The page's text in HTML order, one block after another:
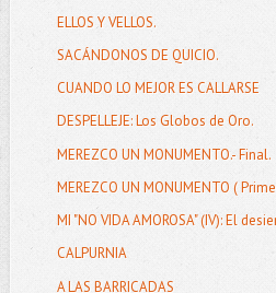
ELLOS Y VELLOS.
SACÁNDONOS DE QUICIO.
CUANDO LO MEJOR ES CALLARSE
DESPELLEJE: Los Globos de Oro.
MEREZCO UN MONUMENTO.- Final.
MEREZCO UN MONUMENTO (
MI "NO VIDA AMOROSA" (IV): El
CALPURNIA
A LAS BARRICADAS